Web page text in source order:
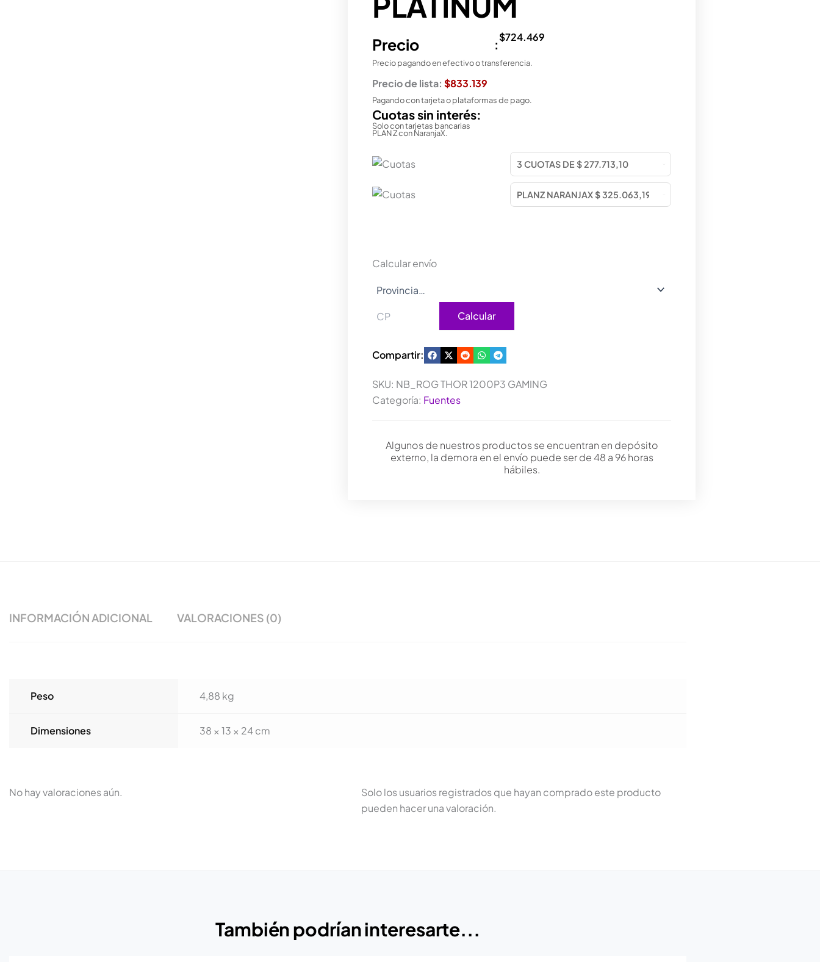
Precio :$724.469
Precio pagando en efectivo o transferencia.
Precio de lista: $833.139
Pagando con tarjeta o plataformas de pago.
Cuotas sin interés:
Solo con tarjetas bancarias
PLAN Z con NaranjaX.
Calcular envío
Calcular
Compartir:
SKU: NB_ROG THOR 1200P3 GAMING
Categoría: Fuentes
Algunos de nuestros productos se encuentran en depósito
externo, la demora en el envío puede ser de 48 a 96 horas
hábiles.
INFORMACIÓN ADICIONAL VALORACIONES (0)
Peso 4,88 kg
Dimensiones 38 × 13 × 24 cm
No hay valoraciones aún.
Solo los usuarios registrados que hayan comprado este producto
pueden hacer una valoración.
También podrían interesarte...